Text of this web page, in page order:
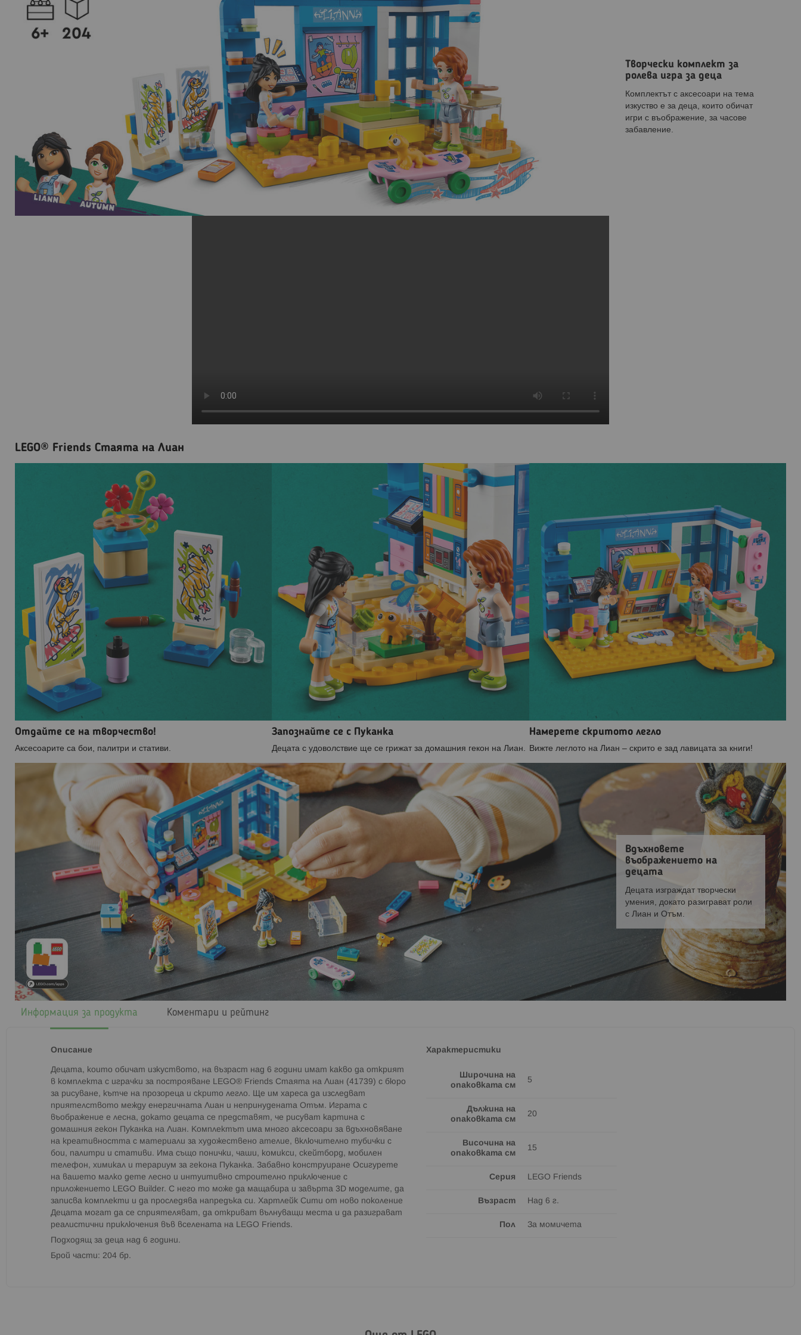
Творчески комплект за
ролева игра за деца
Комплектът с аксесоари на тема
изкуство е за деца, които обичат
игри с въображение, за часове
забавление.
LEGO® Friends Стаята на Лиан
Отдайте се на творчество!
Аксесоарите са бои, палитри и стативи.
Запознайте се с Пуканка
Децата с удоволствие ще се грижат за домашния гекон на Лиан.
Намерете скритото легло
Вижте леглото на Лиан – скрито е зад лавицата за книги!
Вдъхновете
въображението на
децата
Децата изграждат творчески
умения, докато разиграват роли
с Лиан и Отъм.
Информация за продукта
Описание
Децата, които обичат изкуството, на възраст над 6 години имат какво да открият
в комплекта с играчки за построяване LEGO® Friends Стаята на Лиан (41739) с бюро
за рисуване, кътче на прозореца и скрито легло. Ще им хареса да изследват
приятелството между енергичната Лиан и непринудената Отъм. Играта с
въображение е лесна, докато децата се представят, че рисуват картина с
домашния гекон Пуканка на Лиан. Комплектът има много аксесоари за вдъхновяване
на креативността с материали за художествено ателие, включително тубички с
бои, палитри и стативи. Има също понички, чаши, комикси, скейтборд, мобилен
телефон, химикал и терариум за гекона Пуканка. Забавно конструиране Осигурете
на вашето малко дете лесно и интуитивно строително приключение с
приложението LEGO Builder. С него то може да мащабира и завърта 3D моделите, да
записва комплекти и да проследява напредъка си. Хартлейк Сити от ново поколение
Децата могат да се сприятеляват, да откриват вълнуващи места и да разиграват
реалистични приключения във вселената на LEGO Friends.
Подходящ за деца над 6 години.
Брой части: 204 бр.
Характеристики
Широчина на
опаковката см
5
Дължина на
опаковката см
20
Височина на
опаковката см
15
Серия LEGO Friends
Възраст Над 6 г.
Пол За момичета
Коментари и рейтинг